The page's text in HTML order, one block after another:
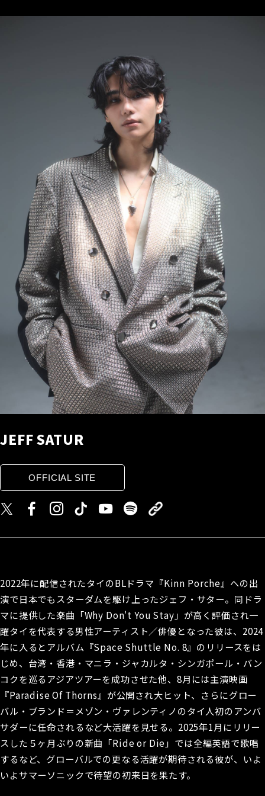
JEFF SATUR
OFFICIAL SITE
2022年に配信されたタイのBLドラマ『Kinn Porche』への出
演で日本でもスターダムを駆け上ったジェフ・サター。同ドラ
マに提供した楽曲「Why Don't You Stay」が高く評価され一
躍タイを代表する男性アーティスト／俳優となった彼は、2024
年に入るとアルバム『Space Shuttle No. 8』のリリースをは
じめ、台湾・香港・マニラ・ジャカルタ・シンガポール・バン
コクを巡るアジアツアーを成功させた他、8月には主演映画
『Paradise Of Thorns』が公開され大ヒット、さらにグロー
バル・ブランド＝メゾン・ヴァレンティノのタイ人初のアンバ
サダーに任命されるなど大活躍を見せる。2025年1月にリリー
スした５ヶ月ぶりの新曲「Ride or Die」では全編英語で歌唱
するなど、グローバルでの更なる活躍が期待される彼が、いよ
いよサマーソニックで待望の初来日を果たす。